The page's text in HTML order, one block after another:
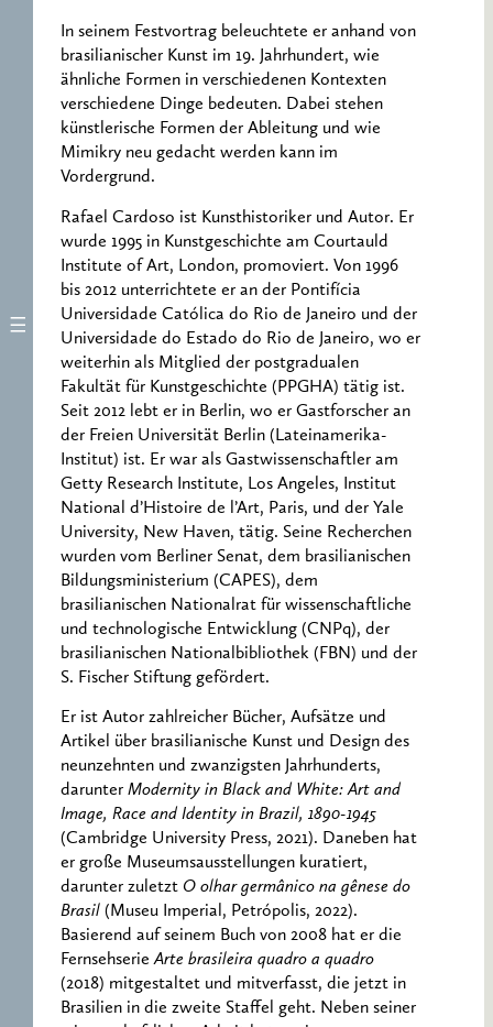
In seinem Festvortrag beleuchtete er anhand von
brasilianischer Kunst im 19. Jahrhundert, wie
ähnliche Formen in verschiedenen Kontexten
verschiedene Dinge bedeuten. Dabei stehen
künstlerische Formen der Ableitung und wie
Mimikry neu gedacht werden kann im
Vordergrund.
Rafael Cardoso ist Kunsthistoriker und Autor. Er
wurde 1995 in Kunstgeschichte am Courtauld
Institute of Art, London, promoviert. Von 1996
bis 2012 unterrichtete er an der Pontifícia
Universidade Católica do Rio de Janeiro und der
Universidade do Estado do Rio de Janeiro, wo er
weiterhin als Mitglied der postgradualen
Fakultät für Kunstgeschichte (PPGHA) tätig ist.
Seit 2012 lebt er in Berlin, wo er Gastforscher an
der Freien Universität Berlin (Lateinamerika-
Institut) ist. Er war als Gastwissenschaftler am
Getty Research Institute, Los Angeles, Institut
National d’Histoire de l’Art, Paris, und der Yale
University, New Haven, tätig. Seine Recherchen
wurden vom Berliner Senat, dem brasilianischen
Bildungsministerium (CAPES), dem
brasilianischen Nationalrat für wissenschaftliche
und technologische Entwicklung (CNPq), der
brasilianischen Nationalbibliothek (FBN) und der
S. Fischer Stiftung gefördert.
Er ist Autor zahlreicher Bücher, Aufsätze und
Artikel über brasilianische Kunst und Design des
neunzehnten und zwanzigsten Jahrhunderts,
darunter Modernity in Black and White: Art and
Image, Race and Identity in Brazil, 1890-1945
(Cambridge University Press, 2021). Daneben hat
er große Museumsausstellungen kuratiert,
darunter zuletzt O olhar germânico na gênese do
Brasil (Museu Imperial, Petrópolis, 2022).
Basierend auf seinem Buch von 2008 hat er die
FernsehserieArte brasileira quadro a quadro
(2018) mitgestaltet und mitverfasst, die jetzt in
Brasilien in die zweite Staffel geht. Neben seiner